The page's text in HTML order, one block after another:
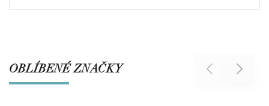
OBLÍBENÉ ZNAČKY Previous Next